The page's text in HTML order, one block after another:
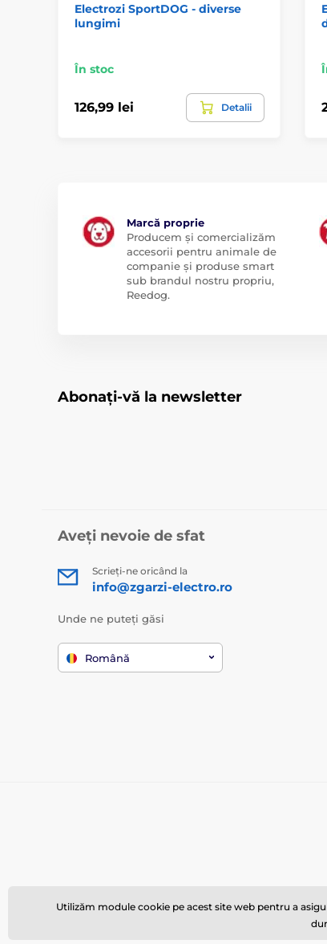
Electrozi SportDOG - diverse
lungimi
În stoc
126,99 lei Detalii
Marcă proprie
Producem și comercializăm
accesorii pentru animale de
companie și produse smart
sub brandul nostru propriu,
Reedog.
Abonați-vă la newsletter
Aveți nevoie de sfat
Scrieți-ne oricând la
info@zgarzi-electro.ro
Unde ne puteți găsi
Română
Utilizăm module cookie pe acest site web pentru a